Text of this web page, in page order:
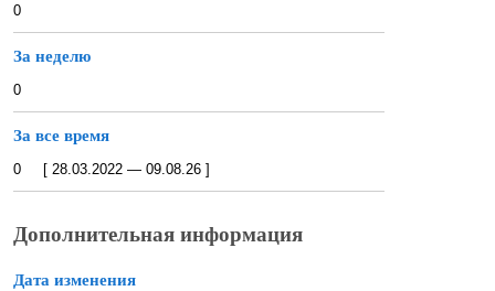
0
За неделю
0
За все время
0 [ 28.03.2022 — 09.08.26 ]
Дополнительная информация
Дата изменения